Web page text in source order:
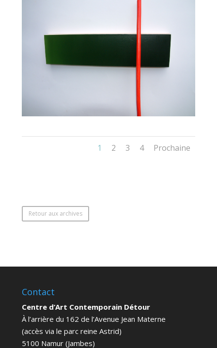
1 2 3 4 Prochaine
Retour aux archives
Contact
Centre d’Art Contemporain Détour
À l’arrière du 162 de l’Avenue Jean Materne
(accès via le parc reine Astrid)
5100 Namur (Jambes)